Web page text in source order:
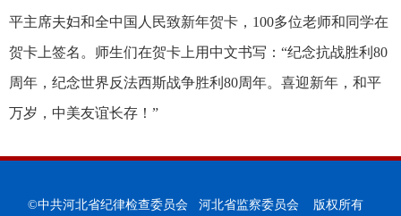
平主席夫妇和全中国人民致新年贺卡，100多位老师和同学在
贺卡上签名。师生们在贺卡上用中文书写：“纪念抗战胜利80
周年，纪念世界反法西斯战争胜利80周年。喜迎新年，和平
万岁，中美友谊长存！”
©中共河北省纪律检查委员会 河北省监察委员会 版权所有